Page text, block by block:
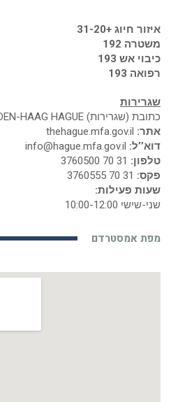
איזור חיוג +31-20
משטרה 192
כיבוי אש 193
רפואה 193
שגרירות
כתובת (שגרירות) BUITENHOF 47 2513 AH DEN-HAAG HAGUE
אתר:
דוא’’ל:
טלפון:
פקס:
שעות פעילות:
שני-שישי 10:00-12:00
מפת אמסטרדם